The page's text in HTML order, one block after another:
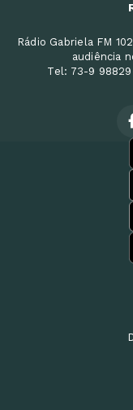
Rádio Gabriela FM
audiência
Tel: 73-9